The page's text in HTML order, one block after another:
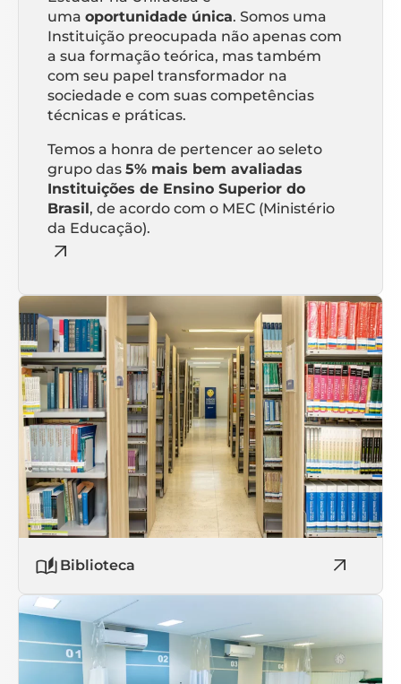
uma oportunidade única. Somos uma
Instituição preocupada não apenas com
a sua formação teórica, mas também
com seu papel transformador na
sociedade e com suas competências
técnicas e práticas.
Temos a honra de pertencer ao seleto
grupo das 5% mais bem avaliadas
Instituições de Ensino Superior do
Brasil, de acordo com o MEC (Ministério
da Educação).
Biblioteca